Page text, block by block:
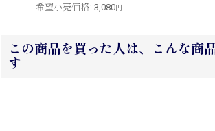
希望小売価格: 3,080円
この商品を買った人は、こんな商
す